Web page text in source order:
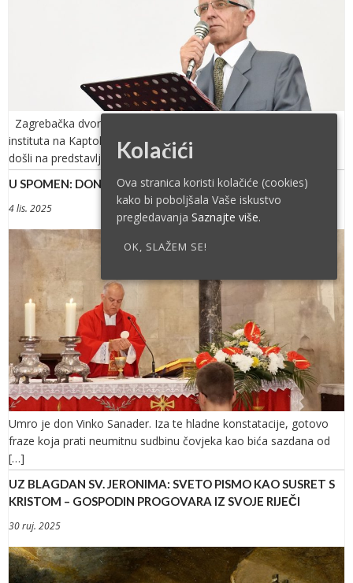
Zagrebačka dvorana Vijenac Nadbiskupskoga pastoralnog
instituta na Kaptolu u petak je bila prepuna posjetitelja, koji su
došli na predstavljanje […]
U SPOMEN: DON VINKO SANADER – NAŠ BRAT
4 lis. 2025
Umro je don Vinko Sanader. Iza te hladne konstatacije, gotovo
fraze koja prati neumitnu sudbinu čovjeka kao bića sazdana od
[…]
UZ BLAGDAN SV. JERONIMA: SVETO PISMO KAO SUSRET S
KRISTOM – GOSPODIN PROGOVARA IZ SVOJE RIJEČI
30 ruj. 2025
Kolačići
Ova stranica koristi kolačiće (cookies)
kako bi poboljšala Vaše iskustvo
pregledavanja Saznajte više.
OK, SLAŽEM SE!